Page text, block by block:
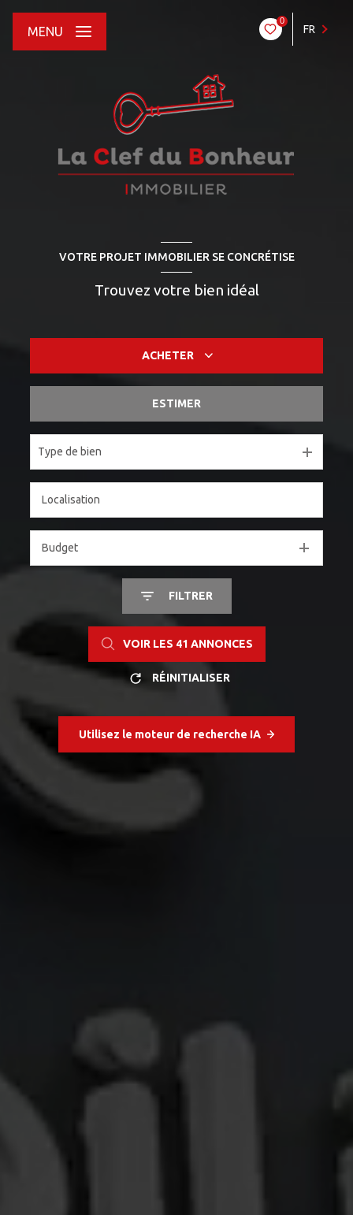
0
FR
MENU
VOTRE PROJET IMMOBILIER SE CONCRÉTISE
Trouvez votre bien idéal
ACHETER
ESTIMER
Type de bien
Budget
FILTRER
VOIR LES 41 ANNONCES
RÉINITIALISER
Utilisez le moteur de recherche IA